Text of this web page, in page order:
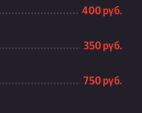
400 руб.
350 руб.
750 руб.